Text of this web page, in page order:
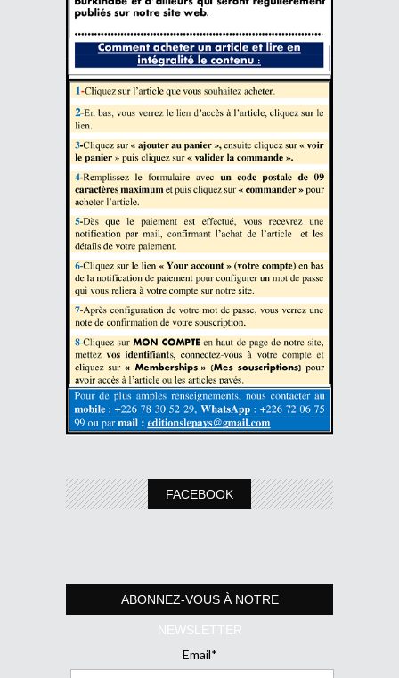
FACEBOOK
ABONNEZ-VOUS À NOTRE
NEWSLETTER
Email*